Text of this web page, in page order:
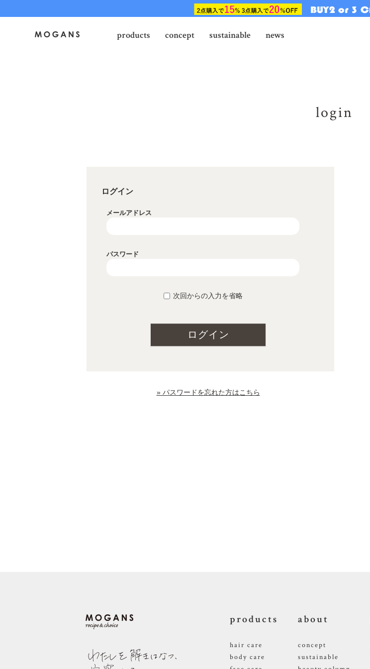
products concept sustainable news
login
ログイン
メールアドレス
パスワード
次回からの入力を省略
ログイン
» パスワードを忘れた方はこちら
products
hair care
body care
about
concept
sustainable